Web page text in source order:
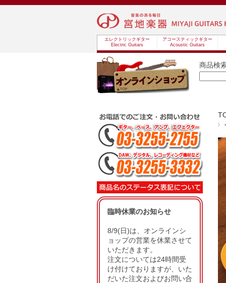
エレクトリックギター
Electric Guitars
アコースティックギター
Acoustic Guitars
商品検
臨時休業のお知らせ
8/9(日)は、オンラインシ
ョップの営業を休業させて
いただきます。
注文については24時間受
け付けておりますが、いた
だいた注文およびお問い合